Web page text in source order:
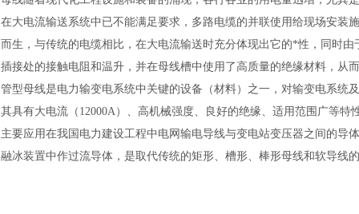
在大电流输送系统中已不能满足要求，多路电缆的并联使用给现场安装
而生，与传统的电缆相比，在大电流输送时充分体现出它的*性，同时
插接处的接触电阻和温升，并在母线槽中使用了高质量的绝缘材料，从
管型母线是电力输变电系统中关键的设备（材料）之一，对输变电系统
其具有大电流（12000A）、高机械强度、良好的绝缘、适用范围广等特
主要应用在我国电力建设工程中电网输电导线与变电站变压器之间的导
融冰装置中作过流导体，是取代传统的矩形、槽形、棒形母线和软导线的